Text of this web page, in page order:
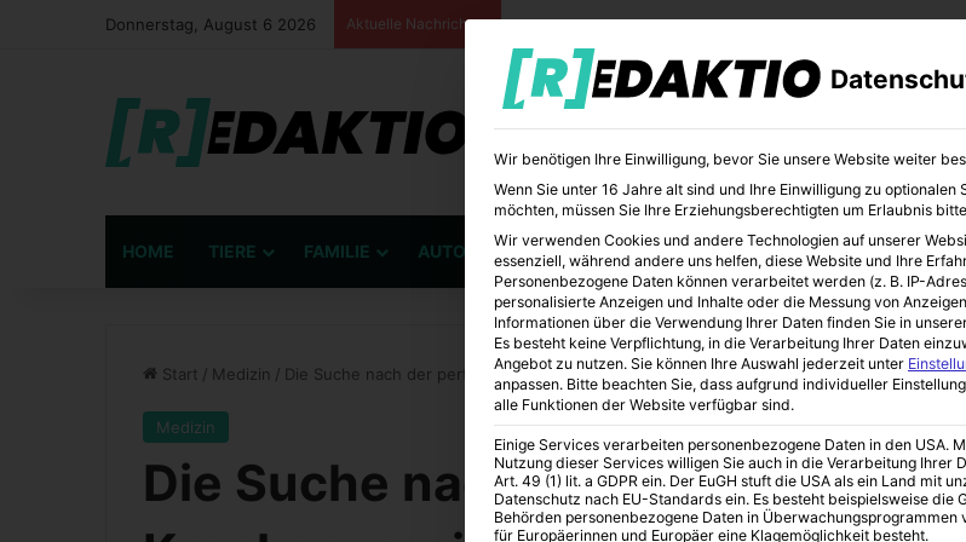
Donnerstag, August 6 2026 Aktuelle Nachrichten
HOME TIERE FAMILIE AUTO BÜCHER BILDUNG KUNST
Start / Medizin / Die Suche nach der perfekten Krankenversicherung
Medizin
Die Suche nach der perfekten
Wir benötigen Ihre Einwilligung, bevor Sie unsere Website weiter
Wenn Sie unter 16 Jahre alt sind und Ihre Einwilligung zu optionalen
möchten, müssen Sie Ihre Erziehungsberechtigten um Erlaubnis
Wir verwenden Cookies und andere Technologien auf unserer
essenziell, während andere uns helfen, diese Website und Ihre
Personenbezogene Daten können verarbeitet werden (z. B. IP-
personalisierte Anzeigen und Inhalte oder die Messung von
Informationen über die Verwendung Ihrer Daten finden Sie in
Es besteht keine Verpflichtung, in die Verarbeitung Ihrer Daten
Angebot zu nutzen. Sie können Ihre Auswahl jederzeit unter
anpassen. Bitte beachten Sie, dass aufgrund individueller
alle Funktionen der Website verfügbar sind.
Einige Services verarbeiten personenbezogene Daten in den USA.
Nutzung dieser Services willigen Sie auch in die Verarbeitung Ihrer
Art. 49 (1) lit. a GDPR ein. Der EuGH stuft die USA als ein Land mit
Datenschutz nach EU-Standards ein. Es besteht beispielsweise die
Behörden personenbezogene Daten in Überwachungsprogrammen
für Europäerinnen und Europäer eine Klagemöglichkeit besteht.